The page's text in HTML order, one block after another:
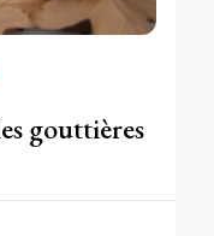
gouttières